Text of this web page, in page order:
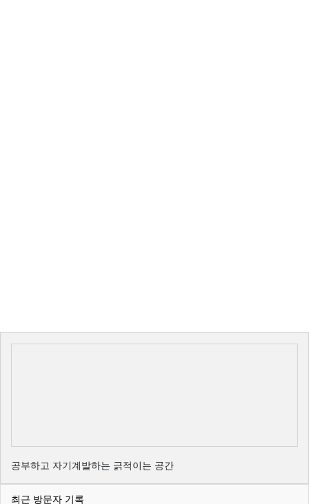
공부하고 자기계발하는 긁적이는 공간
최근 방문자 기록